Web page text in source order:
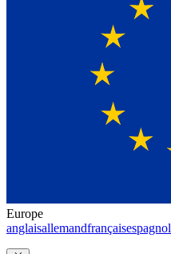
Europe
anglaisallemandfrançaisespagnol